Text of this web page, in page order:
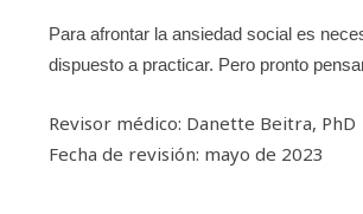
Para afrontar la ansiedad social es
dispuesto a practicar. Pero pronto
Revisor médico: Danette Beitra, PhD
Fecha de revisión: mayo de 2023